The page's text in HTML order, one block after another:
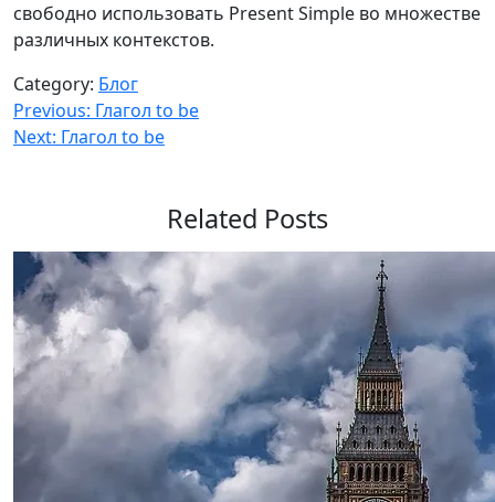
свободно использовать Present Simple во множестве
различных контекстов.
Category: Блог
Навигация
по
Previous: Глагол to be
Next: Глагол to be
Related Posts